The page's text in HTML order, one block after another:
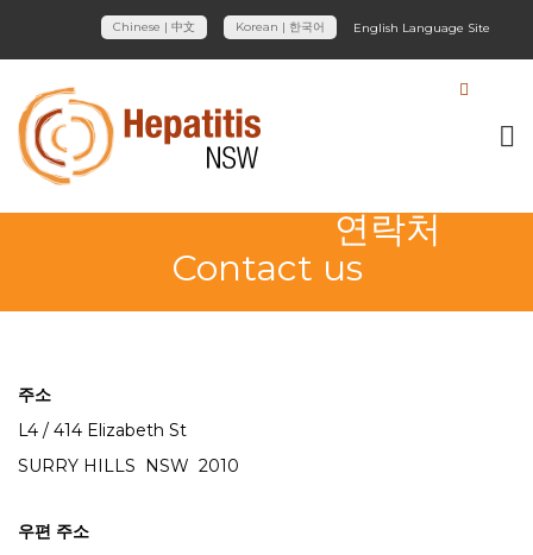
Chinese | 中文 Korean | 한국어 English Language Site
연락처
Contact us
주소
L4 / 414 Elizabeth St
SURRY HILLS NSW 2010
우편 주소